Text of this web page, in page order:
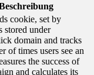
cookie, set by
stored under
domain and tracks
of times users see an
the success of
and calculates its